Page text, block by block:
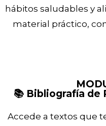
hábitos saludables y
material práctico,
📚 Bibliografía de
Accede a textos que